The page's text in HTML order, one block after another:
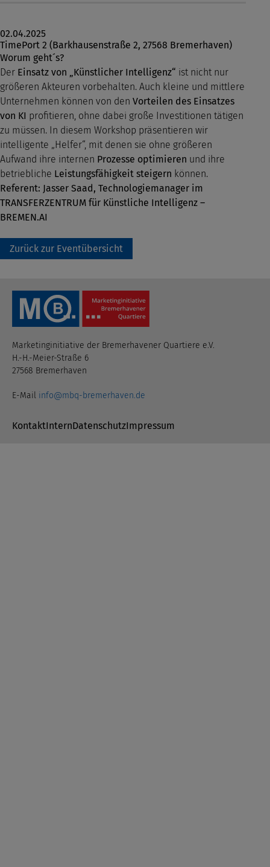
02.04.2025
TimePort 2 (Barkhausenstraße 2, 27568 Bremerhaven)
Worum geht´s?
Der Einsatz von „Künstlicher Intelligenz“ ist nicht nur
größeren Akteuren vorbehalten. Auch kleine und mittlere
Unternehmen können von den Vorteilen des Einsatzes
von KI profitieren, ohne dabei große Investitionen tätigen
zu müssen. In diesem Workshop präsentieren wir
intelligente „Helfer“, mit denen sie ohne größeren
Aufwand ihre internen Prozesse optimieren und ihre
betriebliche Leistungsfähigkeit steigern können.
Referent: Jasser Saad, Technologiemanager im
TRANSFERZENTRUM für Künstliche Intelligenz –
BREMEN.AI
Zurück zur Eventübersicht
Marketinginitiative der Bremerhavener Quartiere e.V.
H.-H.-Meier-Straße 6
27568 Bremerhaven
E-Mail info@mbq-bremerhaven.de
Navigation überspringen
KontaktInternDatenschutzImpressum